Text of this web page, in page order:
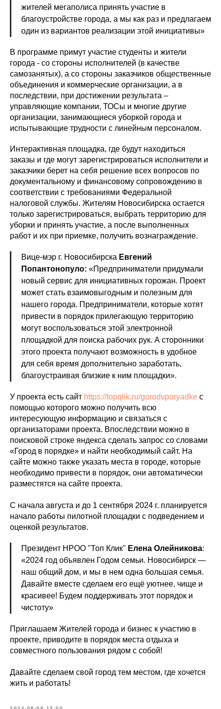
жителей мегаполиса принять участие в
благоустройстве города, а мы как раз и предлагаем
один из вариантов реализации этой инициативы»
В программе примут участие студенты и жители
города - со стороны исполнителей (в качестве
самозанятых), а со стороны заказчиков общественные
объединения и коммерческие организации, а в
последствии, при достижении результата –
управляющие компании, ТОСы и многие другие
организации, занимающиеся уборкой города и
испытывающие трудности с линейным персоналом.
Интерактивная площадка, где будут находиться
заказы и где могут зарегистрироваться исполнители и
заказчики берет на себя решение всех вопросов по
документальному и финансовому сопровождению в
соответствии с требованиями Федеральной
налоговой службы. Жителям Новосибирска остается
только зарегистрироваться, выбрать территорию для
уборки и принять участие, а после выполненных
работ и их при приемке, получить вознаграждение.
Вице-мэр г. Новосибирска Евгений
Попантонопуло: «Предприниматели придумали
новый сервис для инициативных горожан. Проект
может стать взаимовыгодным и полезным для
нашего города. Предприниматели, которые хотят
привести в порядок прилегающую территорию
могут воспользоваться этой электронной
площадкой для поиска рабочих рук. А сторонники
этого проекта получают возможность в удобное
для себя время дополнительно заработать,
благоустраивая близкие к ним площадки».
У проекта есть сайт https://topqlik.ru/gorodvporyadke с
помощью которого можно получить всю
интересующую информацию и связаться с
организаторами проекта. Впоследствии можно в
поисковой строке яндекса сделать запрос со словами
«Город в порядке» и найти необходимый сайт. На
сайте можно также указать места в городе, которые
необходимо привести в порядок, они автоматически
разместятся на сайте проекта.
С начала августа и до 1 сентября 2024 г. планируется
начало работы пилотной площадки с подведением и
оценкой результатов.
Президент НРОО "Топ Клик" Елена Олейникова:
«2024 год объявлен Годом семьи. Новосибирск —
наш общий дом, и мы в нем одна большая семья.
Давайте вместе сделаем его ещё уютнее, чище и
красивее! Будем поддерживать этот порядок и
чистоту»
Приглашаем Жителей города и бизнес к участию в
проекте, приводите в порядок места отдыха и
совместного пользования рядом с собой!
Давайте сделаем свой город тем местом, где хочется
жить и работать!